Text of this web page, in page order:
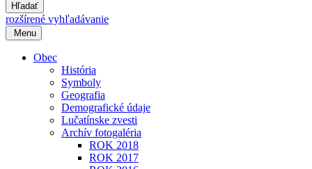
Hľadať
rozšírené vyhľadávanie
Menu
Obec
História
Symboly
Geografia
Demografické údaje
Lučatínske zvesti
Archív fotogaléria
ROK 2018
ROK 2017